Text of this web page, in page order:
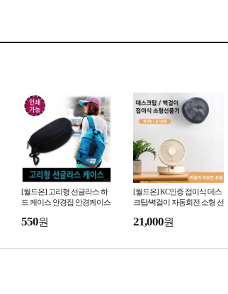
[월드온] 고리형 선글라스 하
드 케이스 안경집 안경케이스
용 안경백 안경통보
550원
[월드온] KC인증 접이식 데스
크탑/벽걸이 자동회전 소형 선
실 3단 풍량조절 원격
21,000원